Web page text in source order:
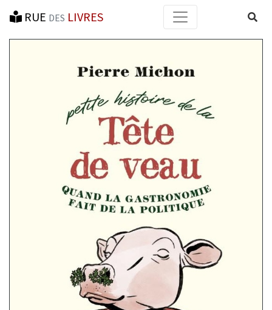
RUE DES LIVRES